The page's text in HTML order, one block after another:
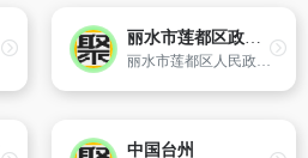
丽水市莲都区政府门户网站
丽水市莲都区人民政府官方网站
中国台州